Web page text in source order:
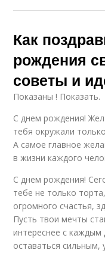
Как
рождения
советы и
Показаны ! Показать.
С днем рождения!
тебя окружали
А самое главное
в жизни каждого
С днем рождения!
тебе не только
огромного счастья,
Пусть твои мечты
интереснее с
оставаться